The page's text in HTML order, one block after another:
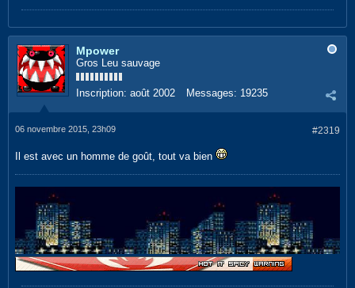
Mpower
Gros Leu sauvage
Inscription: août 2002 Messages: 19235
#2319
06 novembre 2015, 23h09
Il est avec un homme de goût, tout va bien